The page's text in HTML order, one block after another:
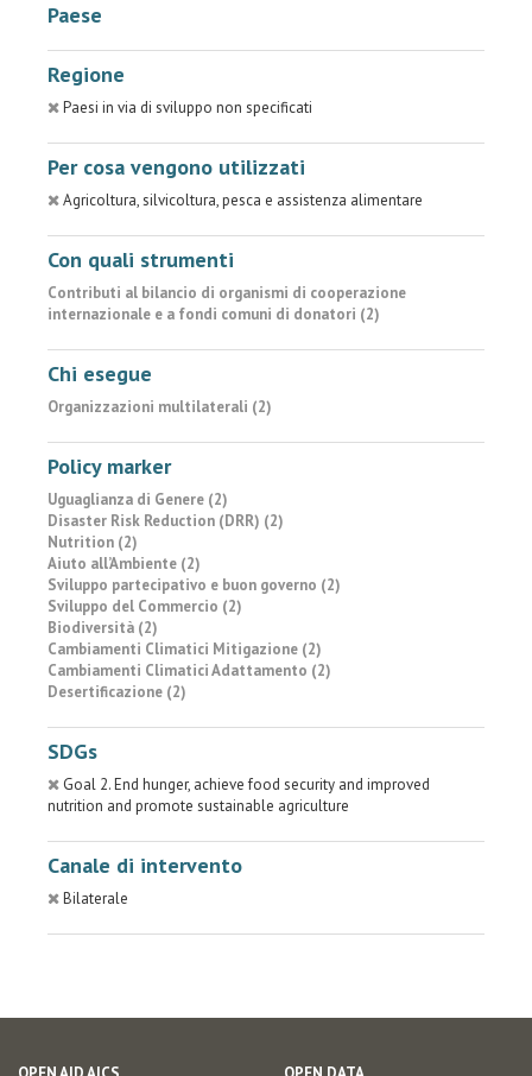
Paese
Regione
Paesi in via di sviluppo non specificati
Per cosa vengono utilizzati
Agricoltura, silvicoltura, pesca e assistenza alimentare
Con quali strumenti
Contributi al bilancio di organismi di cooperazione
internazionale e a fondi comuni di donatori (2)
Chi esegue
Organizzazioni multilaterali (2)
Policy marker
Uguaglianza di Genere (2)
Disaster Risk Reduction (DRR) (2)
Nutrition (2)
Aiuto all’Ambiente (2)
Sviluppo partecipativo e buon governo (2)
Sviluppo del Commercio (2)
Biodiversità (2)
Cambiamenti Climatici Mitigazione (2)
Cambiamenti Climatici Adattamento (2)
Desertificazione (2)
SDGs
Goal 2. End hunger, achieve food security and improved
nutrition and promote sustainable agriculture
Canale di intervento
Bilaterale